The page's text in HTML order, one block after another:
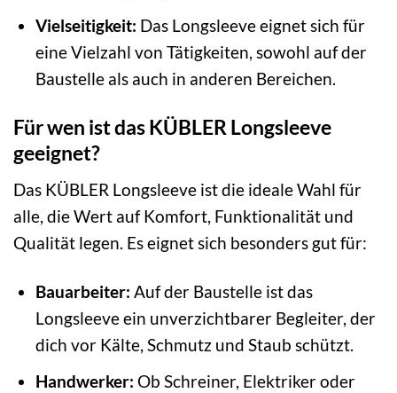
Vielseitigkeit: Das Longsleeve eignet sich für
eine Vielzahl von Tätigkeiten, sowohl auf der
Baustelle als auch in anderen Bereichen.
Für wen ist das KÜBLER Longsleeve
geeignet?
Das KÜBLER Longsleeve ist die ideale Wahl für
alle, die Wert auf Komfort, Funktionalität und
Qualität legen. Es eignet sich besonders gut für:
Bauarbeiter: Auf der Baustelle ist das
Longsleeve ein unverzichtbarer Begleiter, der
dich vor Kälte, Schmutz und Staub schützt.
Handwerker: Ob Schreiner, Elektriker oder